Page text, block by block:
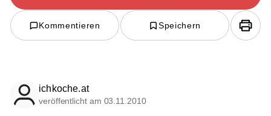
Kommentieren Speichern
ichkoche.at
veröffentlicht am 03.11.2010